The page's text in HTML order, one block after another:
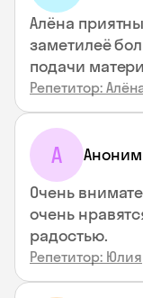
Алёна
заметилеё
подачи
Репетитор:
А
Очень
очень
радостью.
Репетитор: Юлия